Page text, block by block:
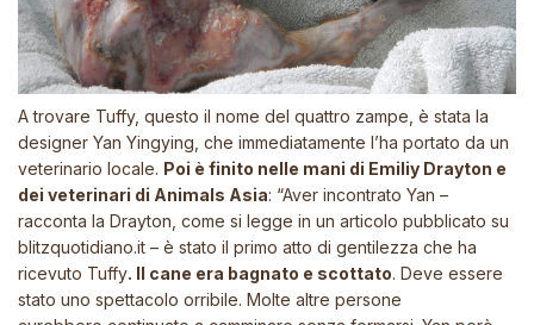
A trovare Tuffy, questo il nome del quattro zampe, è stata la
designer Yan Yingying, che immediatamente l’ha portato da un
veterinario locale. Poi è finito nelle mani di Emiliy Drayton e
dei veterinari di Animals Asia: “Aver incontrato Yan –
racconta la Drayton, come si legge in un articolo pubblicato su
blitzquotidiano.it – è stato il primo atto di gentilezza che ha
ricevuto Tuffy. Il cane era bagnato e scottato. Deve essere
stato uno spettacolo orribile. Molte altre persone